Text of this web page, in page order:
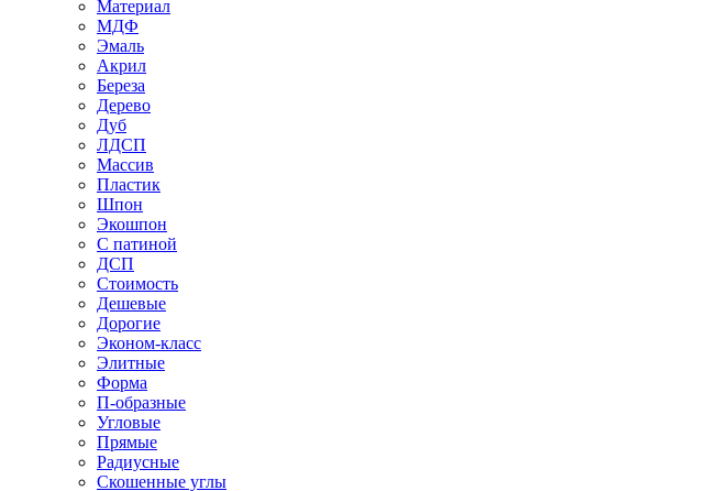
Материал
МДФ
Эмаль
Акрил
Береза
Дерево
Дуб
ЛДСП
Массив
Пластик
Шпон
Экошпон
С патиной
ДСП
Стоимость
Дешевые
Дорогие
Эконом-класс
Элитные
Форма
П-образные
Угловые
Прямые
Радиусные
Скошенные углы